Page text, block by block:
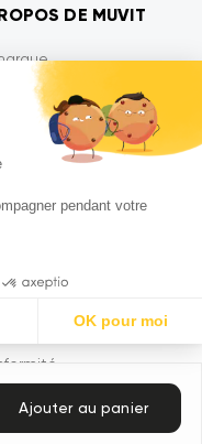
pendant votre
OK pour moi
Personaliza tus
y gestionar tus
Ajouter au panier
DE MUVIT
nous
reserved